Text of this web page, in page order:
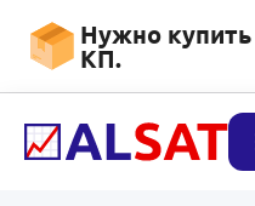
Нужно купить
КП.
Мобильные